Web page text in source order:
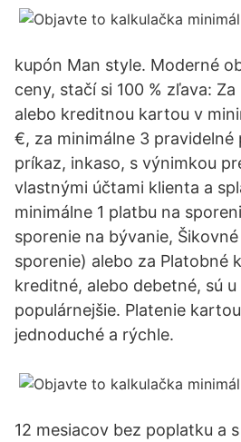
kupón Man style. Moderné
ceny, stačí si 100 % zľava:
alebo kreditnou kartou v
€, za minimálne 3
príkaz, inkaso, s výnimkou
vlastnými účtami klienta a
minimálne 1 platbu na
sporenie na bývanie,
sporenie) alebo za Platobné
kreditné, alebo debetné, sú
populárnejšie. Platenie
jednoduché a rýchle.
12 mesiacov bez poplatku a